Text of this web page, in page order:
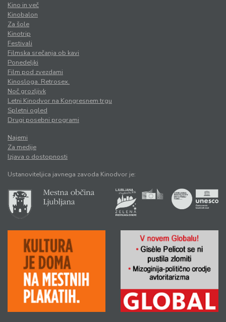
Kino in več
Kinobalon
Za šole
Kinotrip
Festivali
Filmska srečanja ob kavi
Ponedeljki
Film pod zvezdami
Kinosloga. Retrosex.
Noč grozljivk
Letni Kinodvor na Kongresnem trgu
Spletni ogled
Drugi posebni programi
Najemi
Za medije
Izjava o dostopnosti
Ustanoviteljica javnega zavoda Kinodvor je: